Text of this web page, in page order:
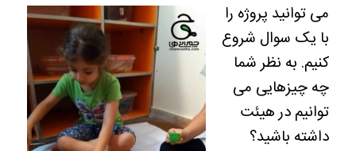
می توانید پروژه را
با یک سوال شروع
کنیم. به نظر شما
چه چیزهایی می
توانیم در هیئت
داشته باشید؟